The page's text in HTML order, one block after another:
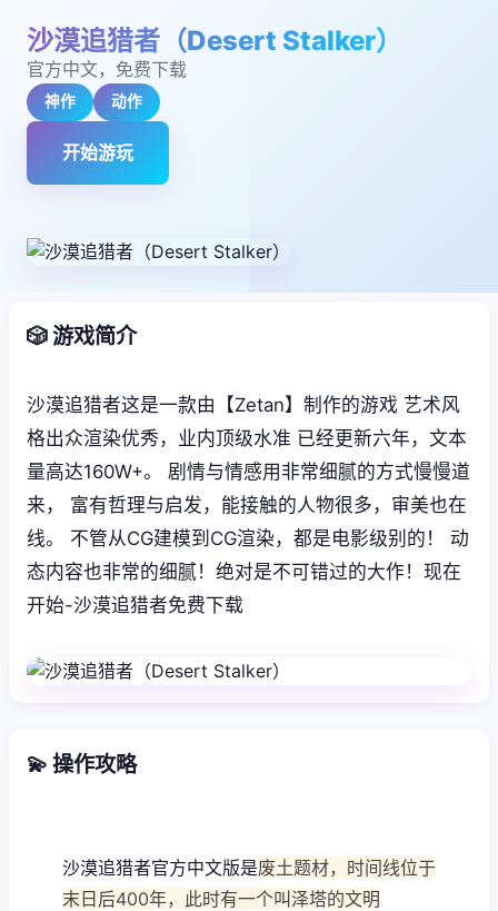
沙漠追猎者（Desert Stalker）
官方中文，免费下载
神作 动作
开始游玩
🎲 游戏简介
沙漠追猎者这是一款由【Zetan】制作的游戏 艺术风
格出众渲染优秀，业内顶级水准 已经更新六年，文本
量高达160W+。 剧情与情感用非常细腻的方式慢慢道
来， 富有哲理与启发，能接触的人物很多，审美也在
线。 不管从CG建模到CG渲染，都是电影级别的！ 动
态内容也非常的细腻！绝对是不可错过的大作！现在
开始-沙漠追猎者免费下载
💫 操作攻略
沙漠追猎者官方中文版是废土题材，时间线位于
末日后400年，此时有一个叫泽塔的文明